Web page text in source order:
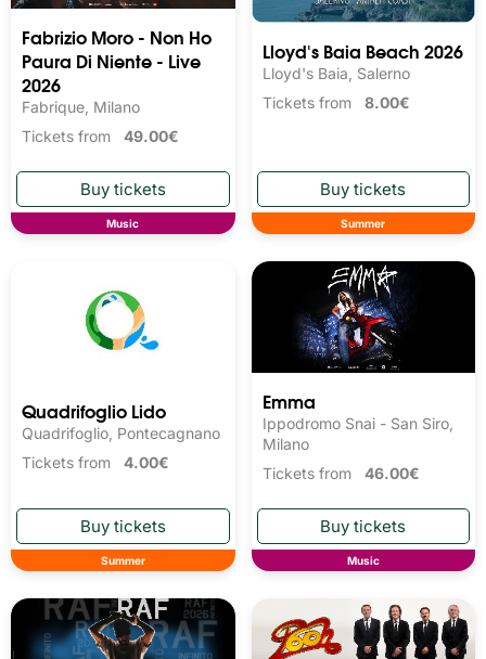
Fabrizio Moro - Non Ho
Paura Di Niente - Live
2026
Fabrique, Milano
Tickets from 49.00€
Music
Lloyd's Baia Beach 2026
Lloyd's Baia, Salerno
Tickets from 8.00€
Summer
Quadrifoglio Lido
Quadrifoglio, Pontecagnano
Tickets from 4.00€
Summer
Emma
Ippodromo Snai - San Siro,
Milano
Tickets from 46.00€
Music